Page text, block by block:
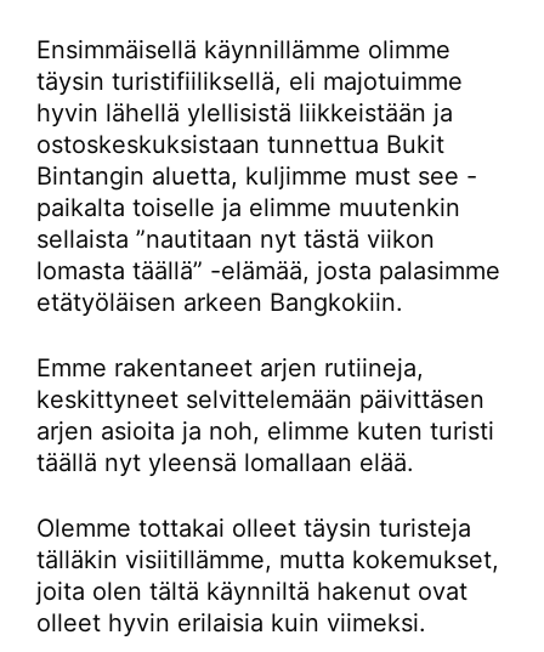
Ensimmäisellä käynnillämme olimme
täysin turistifiiliksellä, eli majotuimme
hyvin lähellä ylellisistä liikkeistään ja
ostoskeskuksistaan tunnettua Bukit
Bintangin aluetta, kuljimme must see -
paikalta toiselle ja elimme muutenkin
sellaista ”nautitaan nyt tästä viikon
lomasta täällä” -elämää, josta palasimme
etätyöläisen arkeen Bangkokiin.
Emme rakentaneet arjen rutiineja,
keskittyneet selvittelemään päivittäsen
arjen asioita ja noh, elimme kuten turisti
täällä nyt yleensä lomallaan elää.
Olemme tottakai olleet täysin turisteja
tälläkin visiitillämme, mutta kokemukset,
joita olen tältä käynniltä hakenut ovat
olleet hyvin erilaisia kuin viimeksi.